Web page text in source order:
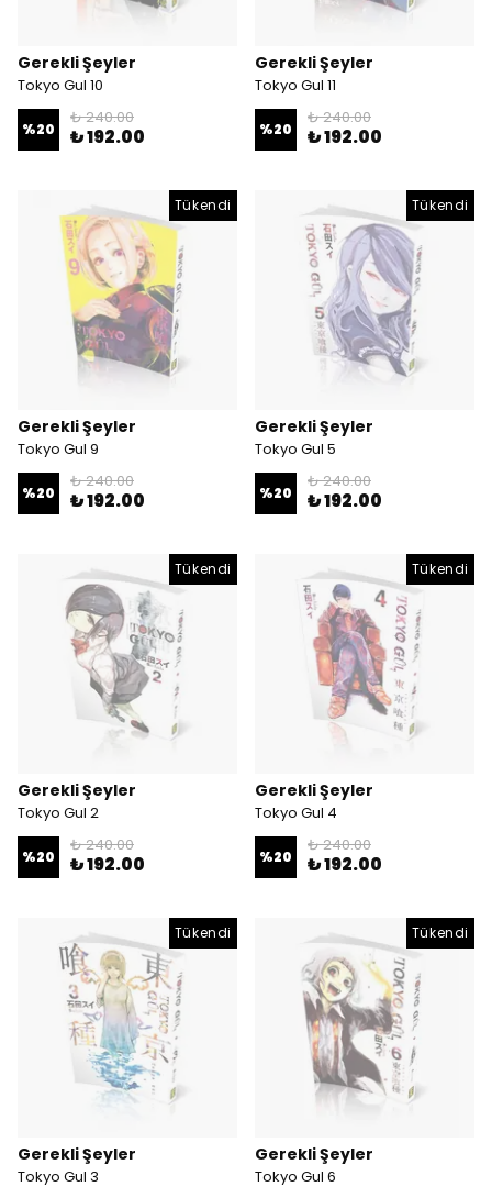
Gerekli Şeyler
Tokyo Gul 10
%20
₺ 240.00
₺ 192.00
Gerekli Şeyler
Tokyo Gul 11
%20
₺ 240.00
₺ 192.00
Tükendi
Gerekli Şeyler
Tokyo Gul 9
%20
₺ 240.00
₺ 192.00
Tükendi
Gerekli Şeyler
Tokyo Gul 5
%20
₺ 240.00
₺ 192.00
Tükendi
Gerekli Şeyler
Tokyo Gul 2
%20
₺ 240.00
₺ 192.00
Tükendi
Gerekli Şeyler
Tokyo Gul 4
%20
₺ 240.00
₺ 192.00
Tükendi
Gerekli Şeyler
Tokyo Gul 3
Tükendi
Gerekli Şeyler
Tokyo Gul 6